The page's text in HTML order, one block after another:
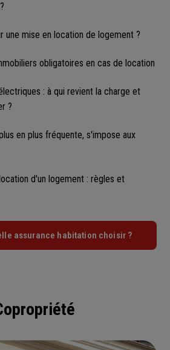
une mise en location de logement ?
obligatoires en cas de location
: à qui revient la charge et
?
en plus fréquente, s'impose aux
d'un logement : règles et
assurance habitation choisir ?